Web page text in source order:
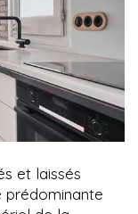
et laissés
prédominante